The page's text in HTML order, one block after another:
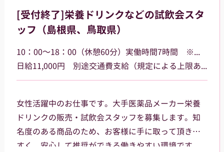
[受付終了]栄養ドリンクなどの試飲会スタ
ッフ（島根県、鳥取県）
10：00～18：00（休憩60分）実働時間7時間 ※勤務場所によって多少時間が異なる場合があります
日給11,000円 別途交通費支給（規定による上限あり）
女性活躍中のお仕事です。大手医薬品メーカー栄養
ドリンクの販売・試飲会スタッフを募集します。知
名度のある商品のため、お客様に手に取って頂きや
すく、安心して推奨ができる働きやすい環境です。